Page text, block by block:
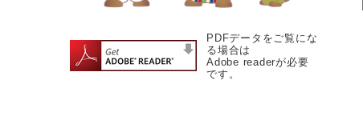
PDFデータをご覧にな
る場合は
Adobe readerが必要
です。